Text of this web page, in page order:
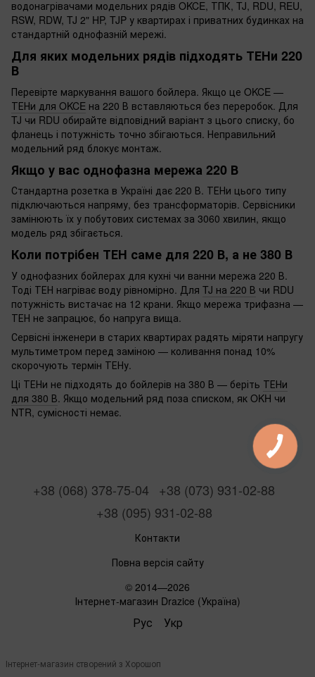
водонагрівачами модельних рядів OKCE, ТПК, TJ, RDU, REU,
RSW, RDW, TJ 2" HP, TJP у квартирах і приватних будинках на
стандартній однофазній мережі.
Для яких модельних рядів підходять ТЕНи 220
В
Перевірте маркування вашого бойлера. Якщо це OKCE —
ТЕНи для OKCE на 220 В вставляються без переробок. Для
TJ чи RDU обирайте відповідний варіант з цього списку, бо
фланець і потужність точно збігаються. Неправильний
модельний ряд блокує монтаж.
Якщо у вас однофазна мережа 220 В
Стандартна розетка в Україні дає 220 В. ТЕНи цього типу
підключаються напряму, без трансформаторів. Сервісники
замінюють їх у побутових системах за 3060 хвилин, якщо
модель ряд збігається.
Коли потрібен ТЕН саме для 220 В, а не 380 В
У однофазних бойлерах для кухні чи ванни мережа 220 В.
Тоді ТЕН нагріває воду рівномірно. Для TJ на 220 В чи RDU
потужність вистачає на 12 крани. Якщо мережа трифазна —
ТЕН не запрацює, бо напруга вища.
Сервісні інженери в старих квартирах радять міряти напругу
мультиметром перед заміною — коливання понад 10%
скорочують термін ТЕНу.
Ці ТЕНи не підходять до бойлерів на 380 В — беріть ТЕНи
для 380 В. Якщо модельний ряд поза списком, як OKH чи
NTR, сумісності немає.
+38 (068) 378-75-04
+38 (073) 931-02-88
+38 (095) 931-02-88
Контакти
Повна версія сайту
© 2014—2026
Інтернет-магазин Drazice (Україна)
Рус Укр
Інтернет-магазин створений з Хорошоп